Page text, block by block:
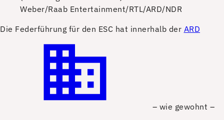
Weber/Raab Entertainment/RTL/ARD/NDR
Die Federführung für den ESC hat innerhalb der ARD
– wie gewohnt –